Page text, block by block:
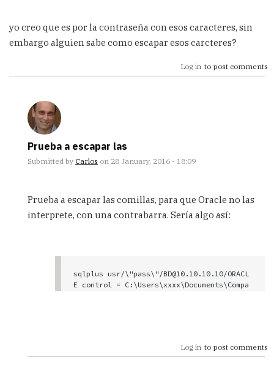
yo creo que es por la contraseña con esos caracteres, sin
embargo alguien sabe como escapar esos carcteres?
Log in to post comments
Prueba a escapar las
Submitted by Carlos on 28 January, 2016 - 18:09
reply
Hola
Anonimo
Prueba a escapar las comillas, para que Oracle no las
interprete, con una contrabarra. Sería algo así:
sqlplus usr/\"pass\"/BD@10.10.10.10/ORACL
E control = C:\Users\xxxx\Documents\Compa
Log in to post comments